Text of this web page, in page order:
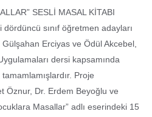
SESLİ MASAL KİTABI
sınıf öğretmen adayları
Erciyas ve Ödül Akcebel,
dersi kapsamında
Proje
Öznur, Dr. Erdem Beyoğlu ve
Masallar” adlı eserindeki 15